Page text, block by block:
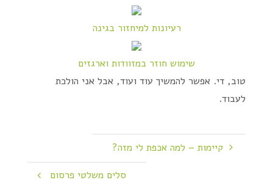
רעיונות למיחזור בגינה
שימוש חוזר במזוודות וארגזים
טוב, די. אפשר להמשיך עוד ועוד, אבל אני הולכת
לעבוד.
קיימות – למה אכפת לי מזה?
סלים משלטי פרסום